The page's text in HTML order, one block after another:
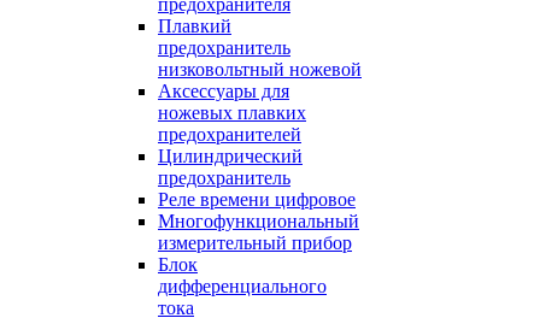
предохранителя
Плавкий
предохранитель
низковольтный ножевой
Аксессуары для
ножевых плавких
предохранителей
Цилиндрический
предохранитель
Реле времени цифровое
Многофункциональный
измерительный прибор
Блок
дифференциального
тока